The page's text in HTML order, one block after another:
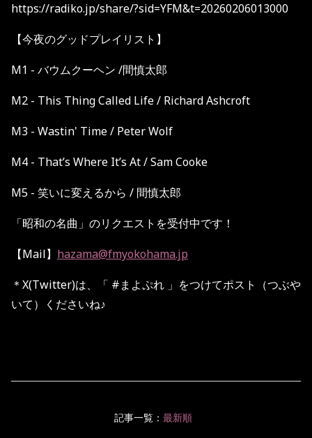
https://radiko.jp/share/?sid=YFM&t=20260206013000
【今夜のグッドプレイリスト】
M1 - バウムクーヘン /間慎太郎
M2 - This Thing Called Life / Richard Ashcroft
M3 - Wastin' Time / Peter Wolf
M4 - That’s Where It’s At / Sam Cooke
M5 - 笑いに変えるから / 間慎太郎
「昭和の名曲」のリクエストを受付中です！
【Mail】 hazama@fmyokohama.jp
＊ X(Twitter)は、「 #まよぷれ 」をつけてポスト（つぶや
いて）くださいね♪
記事一覧： 最新順